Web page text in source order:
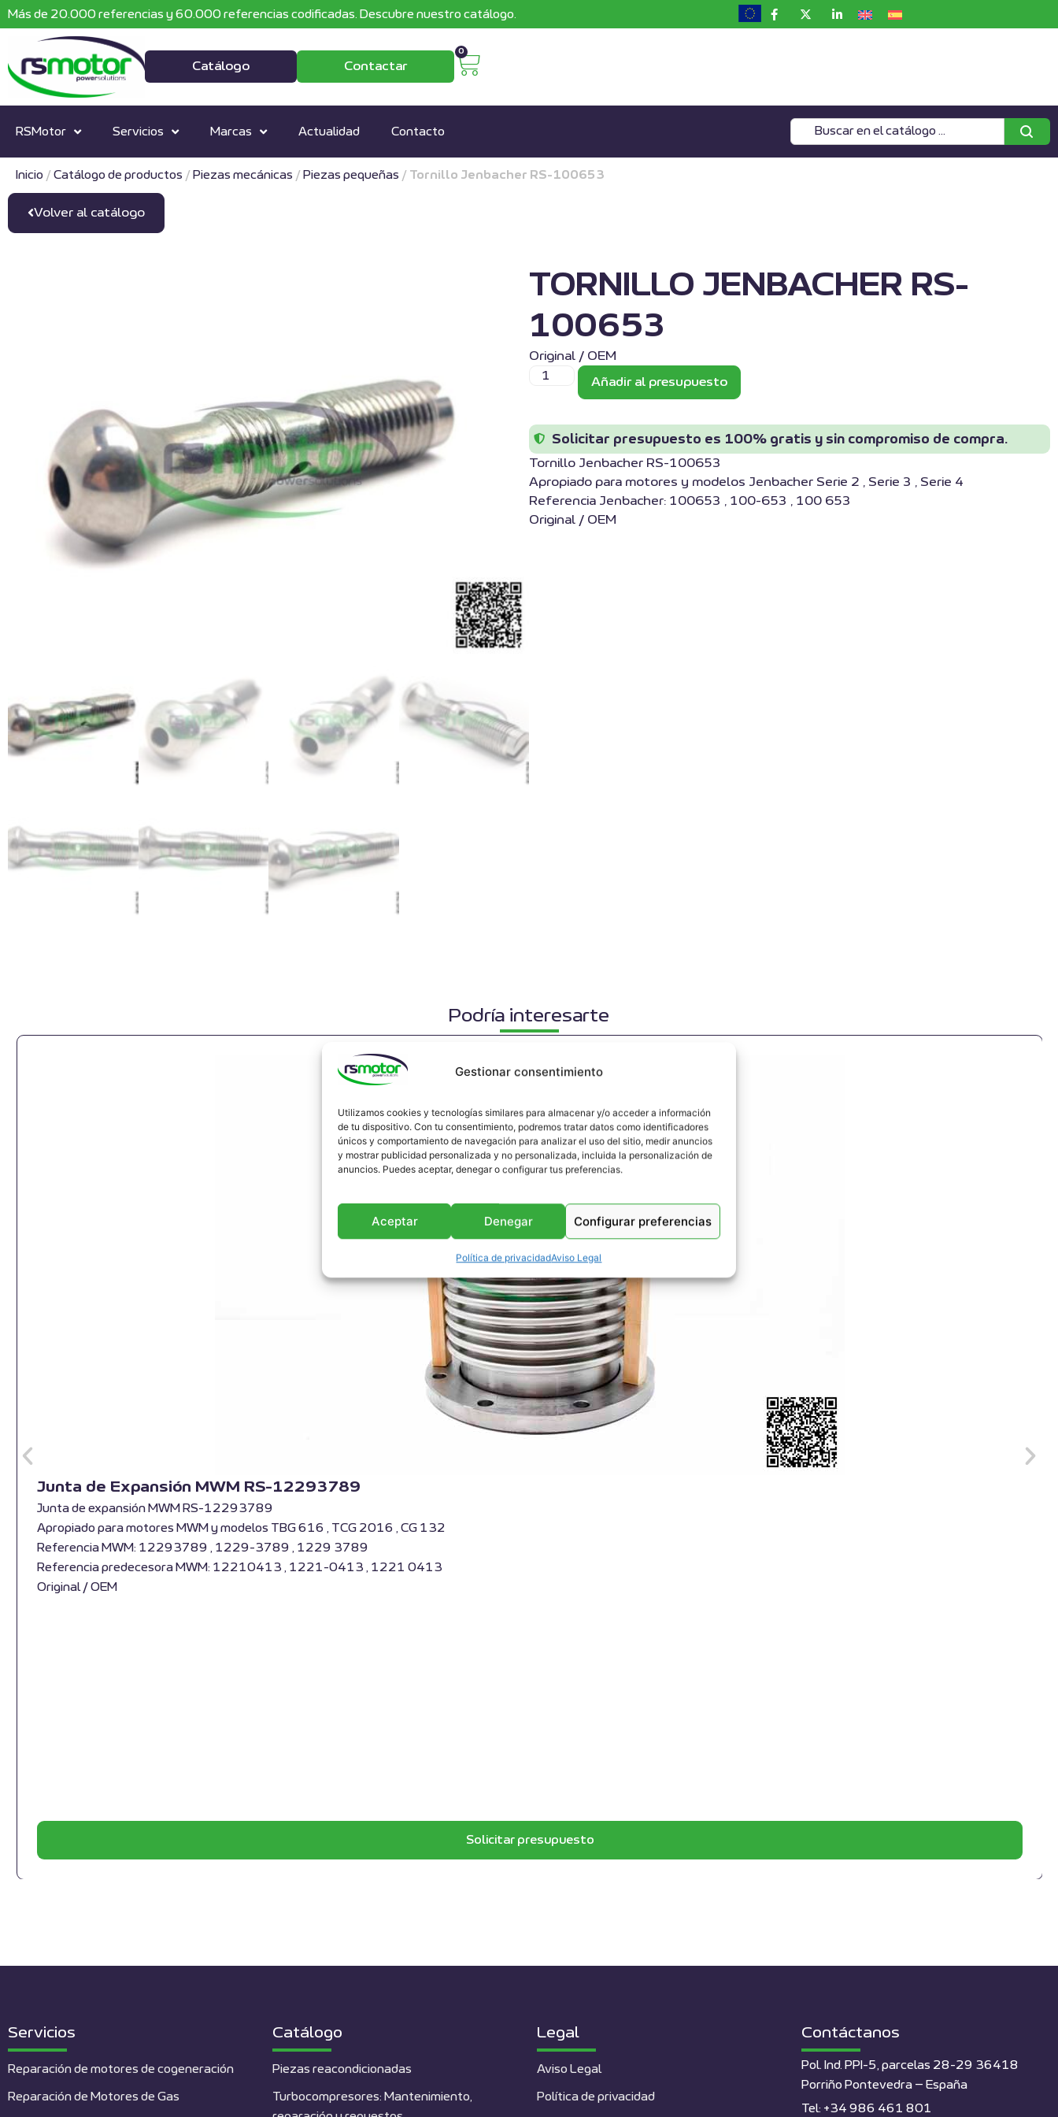
Gestionar consentimiento
Utilizamos cookies y tecnologías similares para almacenar y/o acceder a información
de tu dispositivo. Con tu consentimiento, podremos tratar datos como identificadores
únicos y comportamiento de navegación para analizar el uso del sitio, medir anuncios
y mostrar publicidad personalizada y no personalizada, incluida la personalización de
anuncios. Puedes aceptar, denegar o configurar tus preferencias.
Aceptar Denegar Configurar preferencias
Política de privacidadAviso Legal
Más de 20.000 referencias y 60.000 referencias codificadas. Descubre nuestro catálogo.
Catálogo Contactar
0
RSMotor Servicios Marcas Actualidad Contacto
Inicio / Catálogo de productos / Piezas mecánicas / Piezas pequeñas / Tornillo Jenbacher RS-100653
Volver al catálogo
TORNILLO JENBACHER RS-
100653
Original / OEM
Añadir al presupuesto
Solicitar presupuesto es 100% gratis y sin compromiso de compra.
Tornillo Jenbacher RS-100653
Apropiado para motores y modelos Jenbacher Serie 2 , Serie 3 , Serie 4
Referencia Jenbacher: 100653 , 100-653 , 100 653
Original / OEM
Podría interesarte
Junta de Expansión MWM RS-12293789
Junta de expansión MWM RS-12293789
Apropiado para motores MWM y modelos TBG 616 , TCG 2016 , CG 132
Referencia MWM: 12293789 , 1229-3789 , 1229 3789
Referencia predecesora MWM: 12210413 , 1221-0413 , 1221 0413
Original / OEM
Solicitar presupuesto
Servicios
Reparación de motores de cogeneración
Reparación de Motores de Gas
Catálogo
Piezas reacondicionadas
Turbocompresores: Mantenimiento,
Legal
Aviso Legal
Política de privacidad
Contáctanos
Pol. Ind. PPI-5, parcelas 28-29 36418
Porriño Pontevedra – España
Tel: +34 986 461 801